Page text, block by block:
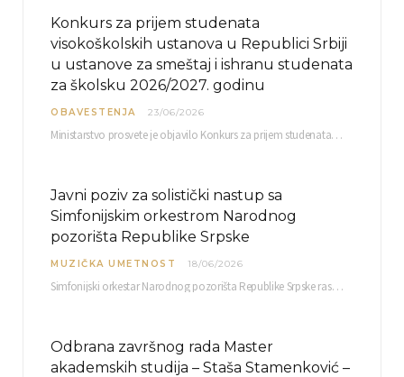
Konkurs za prijem studenata
visokoškolskih ustanova u Republici Srbiji
u ustanove za smeštaj i ishranu studenata
za školsku 2026/2027. godinu
OBAVESTENJA 23/06/2026
Ministarstvo prosvete je objavilo Konkurs za prijem studenata visokoškolskih ustanova u Republici Srbiji u ustanove…
Javni poziv za solistički nastup sa
Simfonijskim orkestrom Narodnog
pozorišta Republike Srpske
MUZIČKA UMETNOST 18/06/2026
Simfonijski orkestar Narodnog pozorišta Republike Srpske raspisuje javni poziv za učešće u projektu „CRESCENDO: Nova…
Odbrana završnog rada Master
akademskih studija – Staša Stamenković –